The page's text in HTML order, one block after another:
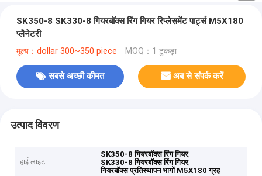
SK350-8 SK330-8 गियरबॉक्स रिंग गियर रिप्लेसमेंट पार्ट्स M5X180
प्लैनेटरी
मूल्य：dollar 300~350 piece MOQ：1 टुकड़ा
सबसे अच्छी कीमत अब से संपर्क करें
उत्पाद विवरण
हाई लाइट
SK350-8 गियरबॉक्स रिंग गियर,
SK330-8 गियरबॉक्स रिंग गियर,
गियरबॉक्स प्रतिस्थापन भागों M5X180 ग्रह